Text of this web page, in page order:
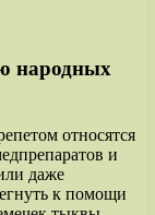
народных
относятся
и
даже
к помощи